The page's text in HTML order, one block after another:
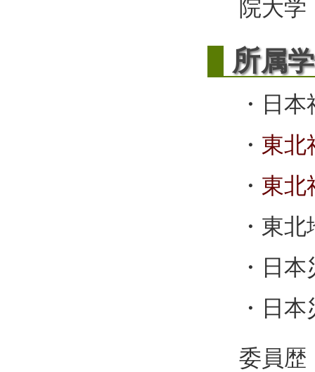
院大
所属
・日
・ 東北
・ 東北
・東
・日
・日
委員歴